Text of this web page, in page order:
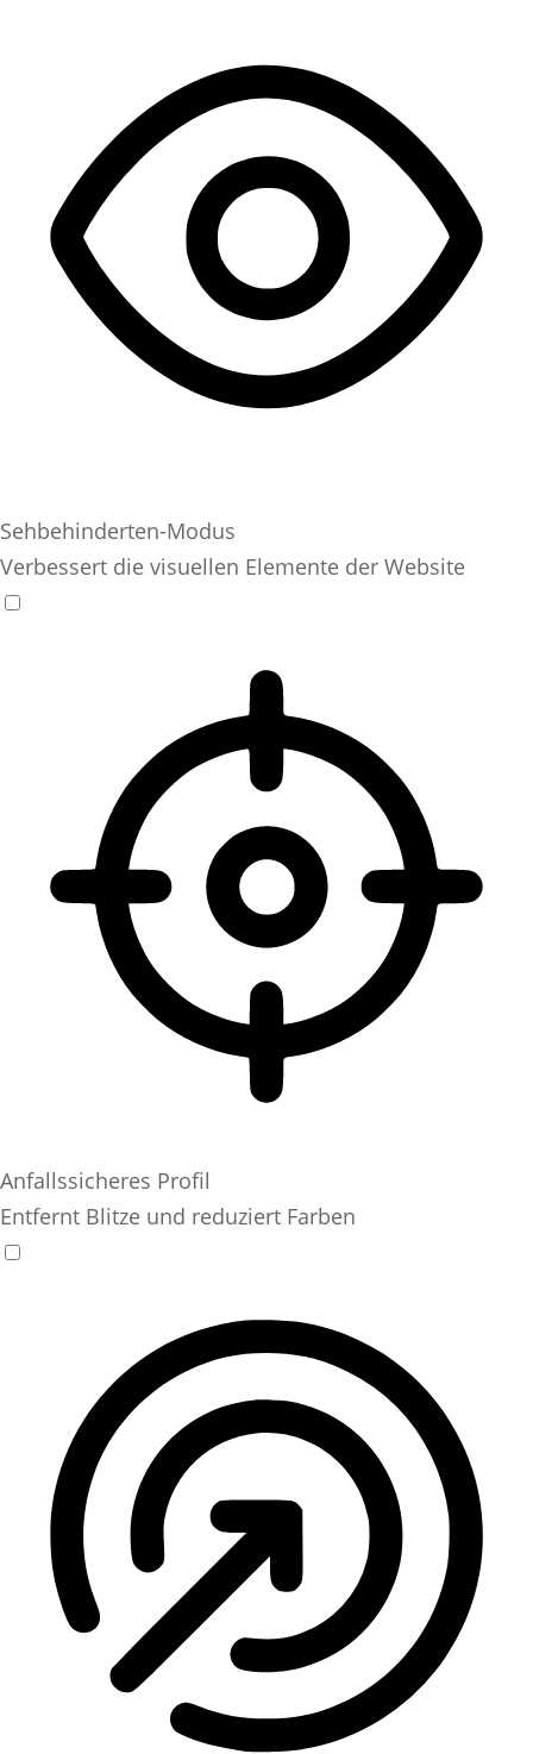
Sehbehinderten-Modus
Verbessert die visuellen Elemente der Website
Anfallssicheres Profil
Entfernt Blitze und reduziert Farben